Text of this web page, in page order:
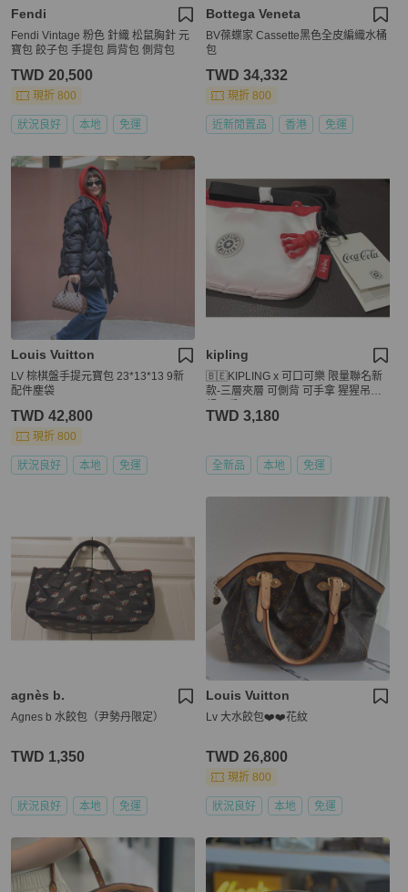
Fendi
Fendi Vintage 粉色 針織 松鼠胸針 元
寶包 餃子包 手提包 肩背包 側背包
TWD 20,500
現折 800
狀況良好 本地 免運
Bottega Veneta
BV葆蝶家 Cassette黑色全皮編織水桶
包
TWD 34,332
現折 800
近新閒置品 香港 免運
Louis Vuitton
LV 棕棋盤手提元寶包 23*13*13 9新
配件塵袋
TWD 42,800
現折 800
狀況良好 本地 免運
kipling
🇧🇪KIPLING x 可口可樂 限量聯名新
款-三層夾層 可側背 可手拿 猩猩吊飾
TWD 3,180
全新品 本地 免運
agnès b.
Agnes b 水餃包（尹勢丹限定）
TWD 1,350
狀況良好 本地 免運
Louis Vuitton
Lv 大水餃包❤️❤️花紋
TWD 26,800
現折 800
狀況良好 本地 免運